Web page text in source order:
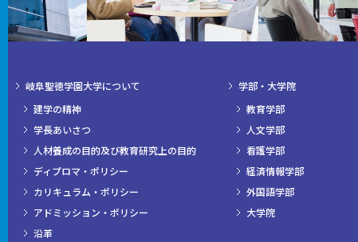
岐阜聖徳学園大学について
建学の精神
学長あいさつ
人材養成の目的及び教育研究上の目的
ディプロマ・ポリシー
カリキュラム・ポリシー
アドミッション・ポリシー
沿革
学部・大学院
教育学部
人文学部
看護学部
経済情報学部
外国語学部
大学院